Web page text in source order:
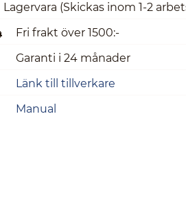
Lagervara (Skickas inom 1-2
Fri frakt över 1500:-
Garanti i 24 månader
Länk till tillverkare
Manual